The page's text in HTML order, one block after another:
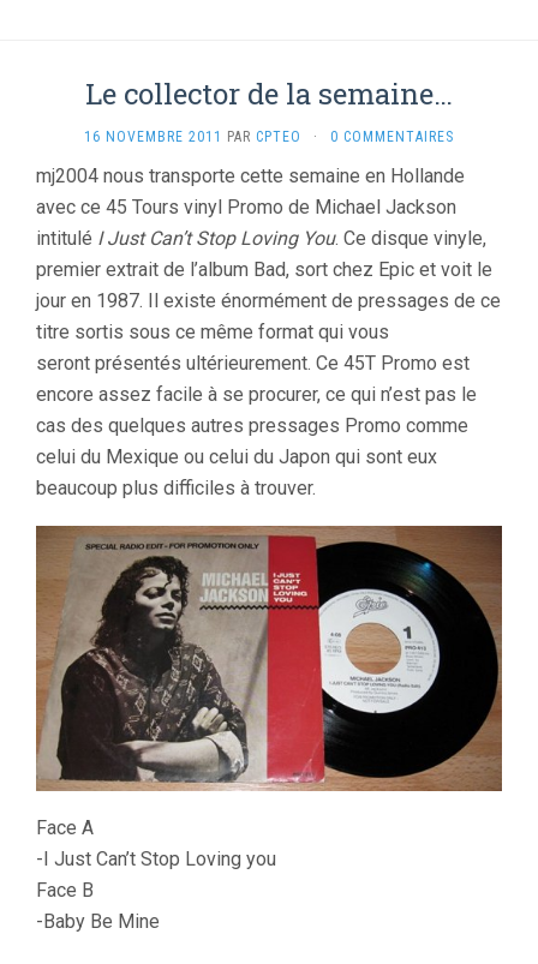
Le collector de la semaine…
16 NOVEMBRE 2011 PAR CPTEO · 0 COMMENTAIRES
mj2004 nous transporte cette semaine en Hollande
avec ce 45 Tours vinyl Promo de Michael Jackson
intitulé I Just Can’t Stop Loving You. Ce disque vinyle,
premier extrait de l’album Bad, sort chez Epic et voit le
jour en 1987. Il existe énormément de pressages de ce
titre sortis sous ce même format qui vous
seront présentés ultérieurement. Ce 45T Promo est
encore assez facile à se procurer, ce qui n’est pas le
cas des quelques autres pressages Promo comme
celui du Mexique ou celui du Japon qui sont eux
beaucoup plus difficiles à trouver.
Face A
-I Just Can’t Stop Loving you
Face B
-Baby Be Mine